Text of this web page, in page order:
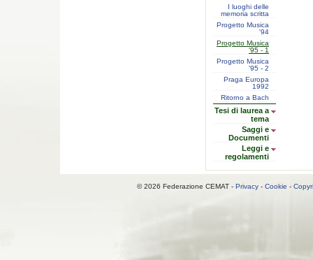
I luoghi delle
memoria scritta
Progetto Musica
'94
Progetto Musica
'95 - 1
Progetto Musica
'95 - 2
Praga Europa
1992
Ritorno a Bach
Tesi di laurea a
tema
Saggi e
Documenti
Leggi e
regolamenti
© 2026 Federazione CEMAT - Privacy- Cookie -